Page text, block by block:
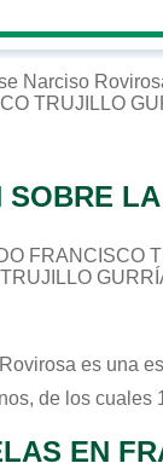
Narciso
TRUJILLO
SOBRE
FRANCISCO
es una
de los cuales
EN